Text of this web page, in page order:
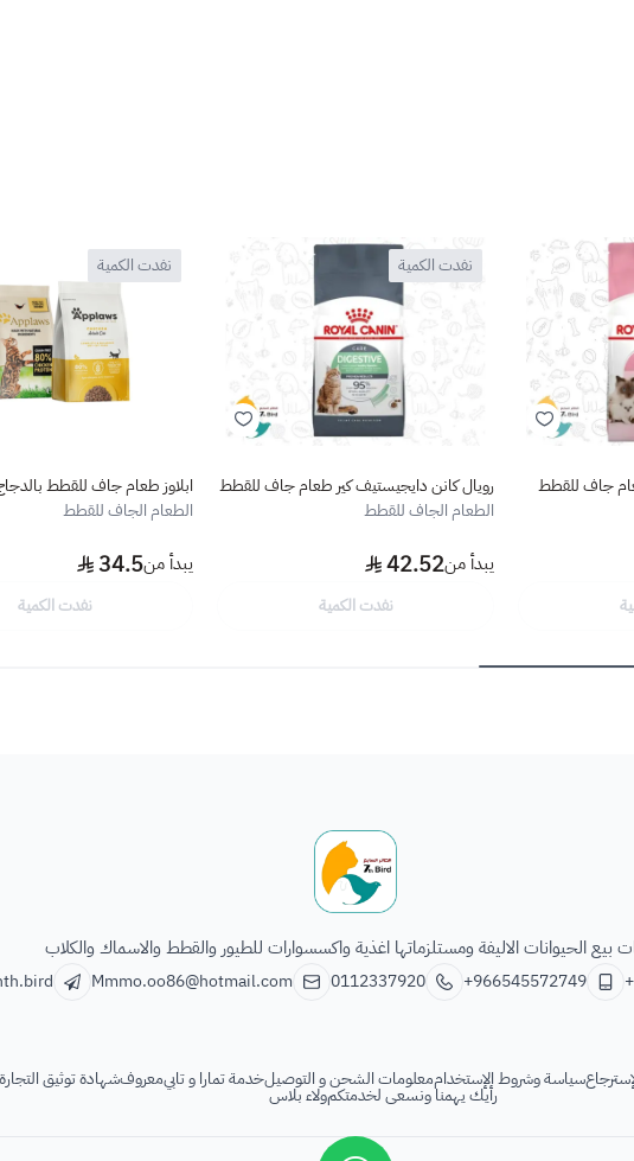
جاف للقطط
نفدت الكمية
رويال كانن دايجيستيف كير طعام جاف للقطط
الطعام الجاف للقطط
يبدأ من42.52
نفدت الكمية
نفدت الكمية
ابلاوز طعام جاف للقطط
الطعام الجاف للقطط
يبدأ من34.5
نفدت الكمية
بيع الحيوانات الاليفة ومستلزماتها اغذية واكسسوارات للطيور والقطط والاسماك والكلاب
+966545572749
0112337920
Mmmo.oo86@hotmail.com
سياسة وشروط الإستخداممعلومات الشحن و التوصيلخدمة تمارا و تابيمعروفشهادة توثيق التجارة
رأيك يهمنا ونسعى لخدمتكمولاء بلاس